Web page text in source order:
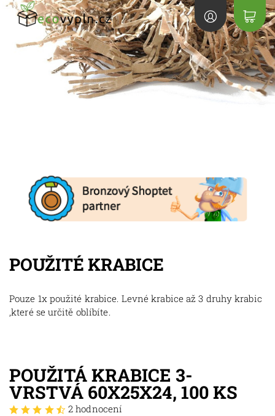
POUŽITÉ KRABICE
Pouze 1x použité krabice. Levné krabice až 3 druhy krabic
,které se určitě oblíbíte.
POUŽITÁ KRABICE 3-
VRSTVÁ 60X25X24, 100 KS
2 hodnocení